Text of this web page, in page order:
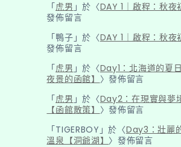
「虎男 」於〈DAY 1｜啟程：秋夜
發佈留言
「鴨子 」於〈DAY 1｜啟程：秋夜
發佈留言
「虎男 」於〈Day1：北海道的夏
夜景的函館】 〉發佈留言
「虎男 」於〈Day2：在現實與夢
【函館散策】 〉發佈留言
「TIGERBOY 」於〈Day3：壯麗
溫泉【洞爺湖】 〉發佈留言